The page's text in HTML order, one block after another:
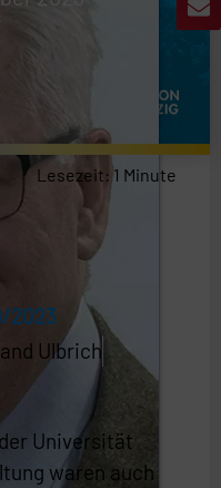
Lesezeit: 1 Minute
2023
Ulbrich
Universität
waren auch